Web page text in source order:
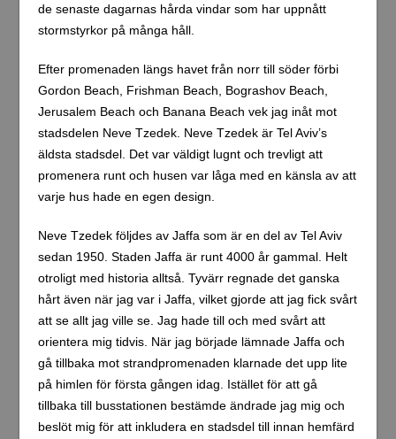
de senaste dagarnas hårda vindar som har uppnått
stormstyrkor på många håll.
Efter promenaden längs havet från norr till söder förbi
Gordon Beach, Frishman Beach, Bograshov Beach,
Jerusalem Beach och Banana Beach vek jag inåt mot
stadsdelen Neve Tzedek. Neve Tzedek är Tel Aviv’s
äldsta stadsdel. Det var väldigt lugnt och trevligt att
promenera runt och husen var låga med en känsla av att
varje hus hade en egen design.
Neve Tzedek följdes av Jaffa som är en del av Tel Aviv
sedan 1950. Staden Jaffa är runt 4000 år gammal. Helt
otroligt med historia alltså. Tyvärr regnade det ganska
hårt även när jag var i Jaffa, vilket gjorde att jag fick svårt
att se allt jag ville se. Jag hade till och med svårt att
orientera mig tidvis. När jag började lämnade Jaffa och
gå tillbaka mot strandpromenaden klarnade det upp lite
på himlen för första gången idag. Istället för att gå
tillbaka till busstationen bestämde ändrade jag mig och
beslöt mig för att inkludera en stadsdel till innan hemfärd